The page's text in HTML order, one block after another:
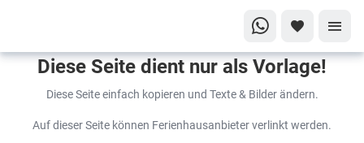
Diese Seite dient nur als Vorlage!
Diese Seite einfach kopieren und Texte & Bilder ändern.
Auf dieser Seite können Ferienhausanbieter verlinkt werden.